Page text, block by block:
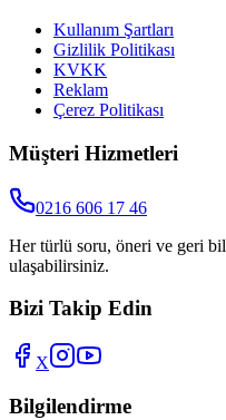
Kullanım Şartları
Gizlilik Politikası
KVKK
Reklam
Çerez Politikası
Müşteri Hizmetleri
0216 606 17 46
Her türlü soru, öneri ve geri
ulaşabilirsiniz.
Bizi Takip Edin
X
Bilgilendirme